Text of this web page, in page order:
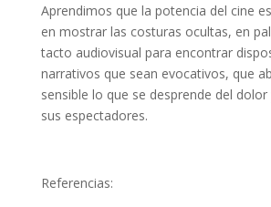
Aprendimos que la potencia del cine
en mostrar las costuras ocultas, en
tacto audiovisual para encontrar
narrativos que sean evocativos, que
sensible lo que se desprende del
sus espectadores.
Referencias: